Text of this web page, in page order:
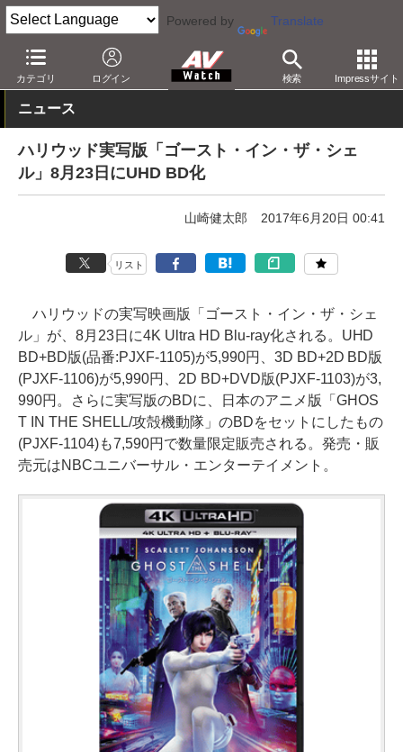
Powered by Translate
カテゴリ ログイン 検索 Impressサイト
AV Watch コンテンツ・サービス BD/DVD
ニュース
ハリウッド実写版「ゴースト・イン・ザ・シェ
ル」8月23日にUHD BD化
山崎健太郎 2017年6月20日 00:41
リスト
ハリウッドの実写映画版「ゴースト・イン・ザ・シェ
ル」が、8月23日に4K Ultra HD Blu-ray化される。UHD
BD+BD版(品番:PJXF-1105)が5,990円、3D BD+2D BD版
(PJXF-1106)が5,990円、2D BD+DVD版(PJXF-1103)が3,
990円。さらに実写版のBDに、日本のアニメ版「GHOS
T IN THE SHELL/攻殻機動隊」のBDをセットにしたもの
(PJXF-1104)も7,590円で数量限定販売される。発売・販
売元はNBCユニバーサル・エンターテイメント。